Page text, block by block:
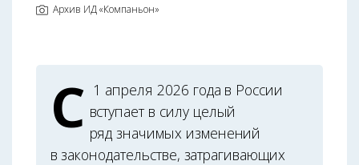
Архив ИД «Компаньон»
С 1 апреля 2026 года в России
вступает в силу целый
ряд значимых изменений
в законодательстве, затрагивающих